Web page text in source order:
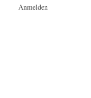
Anmelden